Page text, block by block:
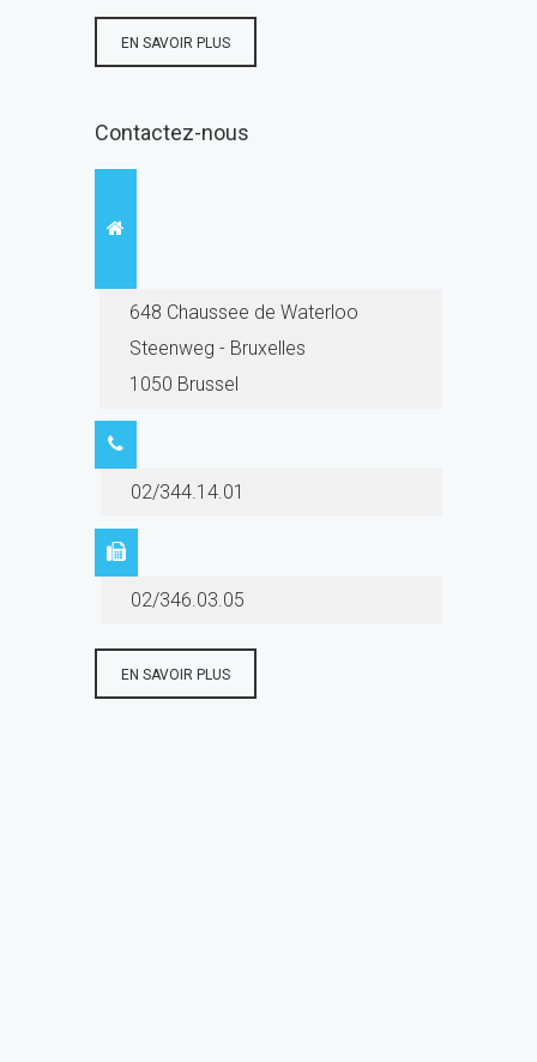
EN SAVOIR PLUS
Contactez-nous
648 Chaussee de Waterloo
Steenweg - Bruxelles
1050 Brussel
02/344.14.01
02/346.03.05
EN SAVOIR PLUS